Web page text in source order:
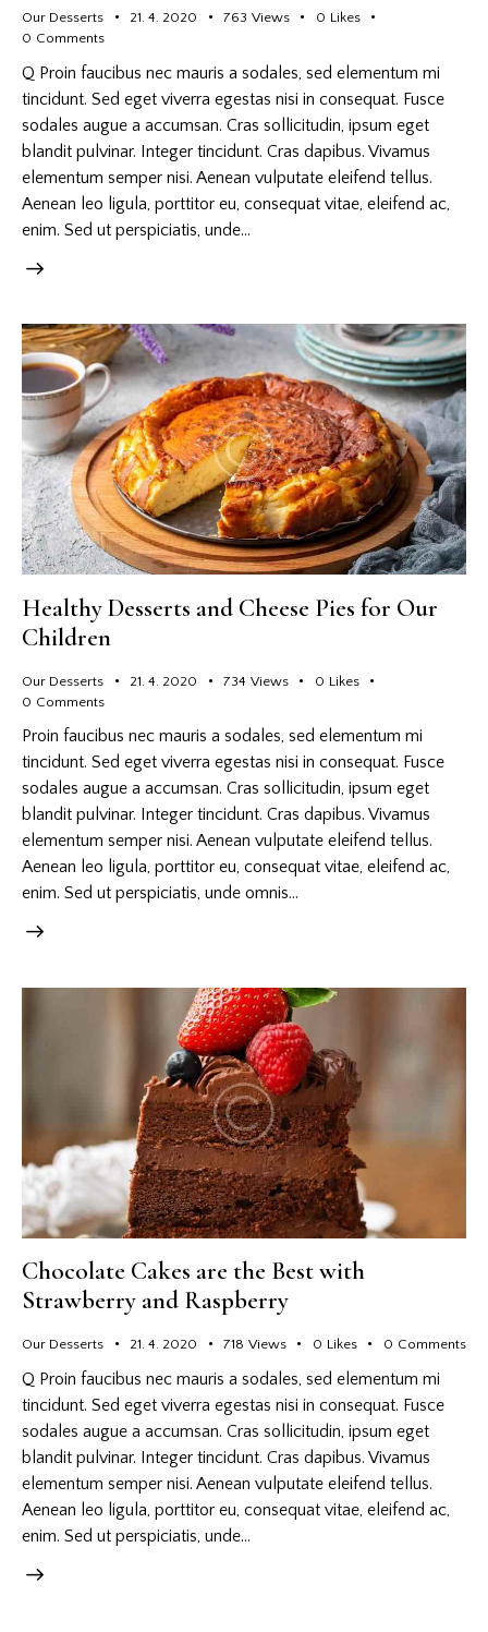
Our Desserts 21. 4. 2020 763 Views 0 Likes
0 Comments
Q Proin faucibus nec mauris a sodales, sed elementum mi
tincidunt. Sed eget viverra egestas nisi in consequat. Fusce
sodales augue a accumsan. Cras sollicitudin, ipsum eget
blandit pulvinar. Integer tincidunt. Cras dapibus. Vivamus
elementum semper nisi. Aenean vulputate eleifend tellus.
Aenean leo ligula, porttitor eu, consequat vitae, eleifend ac,
enim. Sed ut perspiciatis, unde…
Healthy Desserts and Cheese Pies for Our
Children
Our Desserts 21. 4. 2020 734 Views 0 Likes
0 Comments
Proin faucibus nec mauris a sodales, sed elementum mi
tincidunt. Sed eget viverra egestas nisi in consequat. Fusce
sodales augue a accumsan. Cras sollicitudin, ipsum eget
blandit pulvinar. Integer tincidunt. Cras dapibus. Vivamus
elementum semper nisi. Aenean vulputate eleifend tellus.
Aenean leo ligula, porttitor eu, consequat vitae, eleifend ac,
enim. Sed ut perspiciatis, unde omnis…
Chocolate Cakes are the Best with
Strawberry and Raspberry
Our Desserts 21. 4. 2020 718 Views 0 Likes 0 Comments
Q Proin faucibus nec mauris a sodales, sed elementum mi
tincidunt. Sed eget viverra egestas nisi in consequat. Fusce
sodales augue a accumsan. Cras sollicitudin, ipsum eget
blandit pulvinar. Integer tincidunt. Cras dapibus. Vivamus
elementum semper nisi. Aenean vulputate eleifend tellus.
Aenean leo ligula, porttitor eu, consequat vitae, eleifend ac,
enim. Sed ut perspiciatis, unde…